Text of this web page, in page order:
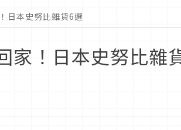
日本史努比雜貨6選
家！日本史努比雜